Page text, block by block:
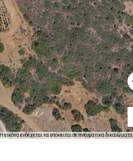
Η εικόνα ενδέχεται να υπόκειται σε πνευματικά δικαιώματα